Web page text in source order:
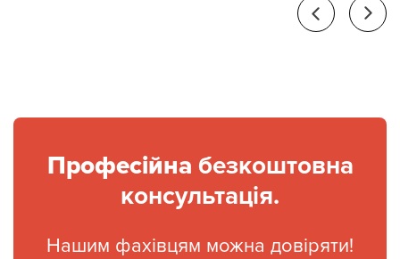
Професійна безкоштовна
консультація.
Нашим фахівцям можна довіряти!